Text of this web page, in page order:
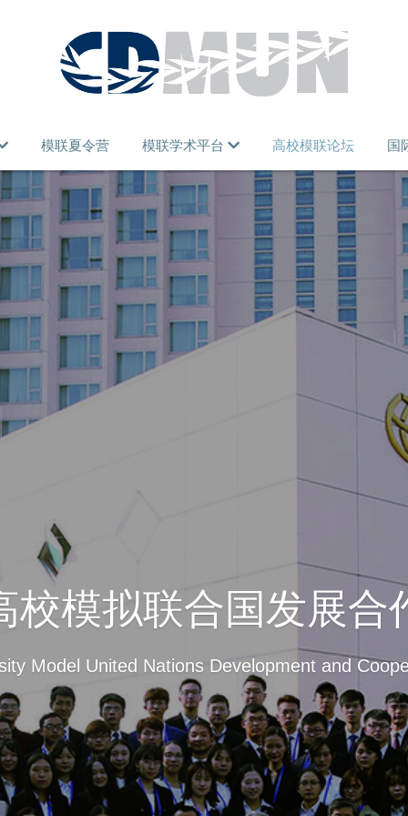
模联夏令营 模联学术平台 高校模联论坛 国
校模拟联合国发展合
Model United Nations Development and